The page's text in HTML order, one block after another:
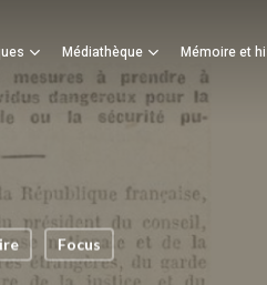
Médiathèque Mémoire et
Panier
Focus